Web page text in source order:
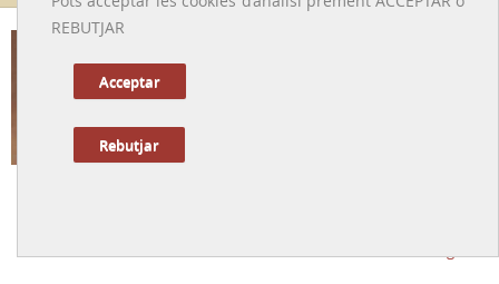
REBUTJAR
Acceptar
Rebutjar